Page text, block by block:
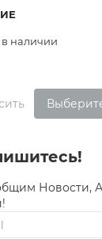
в наличии
Новости,